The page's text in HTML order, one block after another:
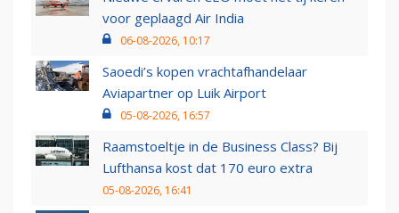
voor geplaagd Air India
06-08-2026, 10:17
Saoedi’s kopen vrachtafhandelaar
Aviapartner op Luik Airport
05-08-2026, 16:57
Raamstoeltje in de Business Class? Bij
Lufthansa kost dat 170 euro extra
05-08-2026, 16:41